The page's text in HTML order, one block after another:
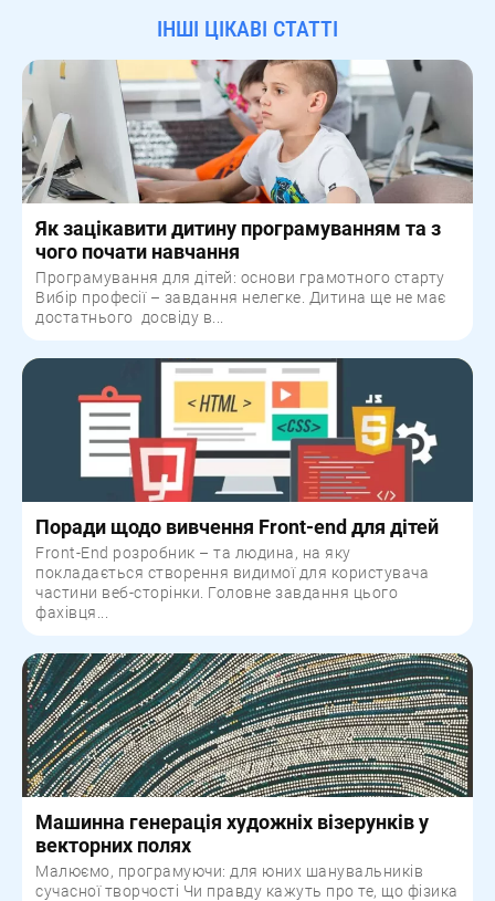
ІНШІ ЦІКАВІ СТАТТІ
Як зацікавити дитину програмуванням та з
чого почати навчання
Програмування для дітей: основи грамотного старту
Вибір професії – завдання нелегке. Дитина ще не має
достатнього досвіду в...
Поради щодо вивчення Front-end для дітей
Front-End розробник – та людина, на яку
покладається створення видимої для користувача
частини веб-сторінки. Головне завдання цього
фахівця...
Машинна генерація художніх візерунків у
векторних полях
Малюємо, програмуючи: для юних шанувальників
сучасної творчості Чи правду кажуть про те, що фізика